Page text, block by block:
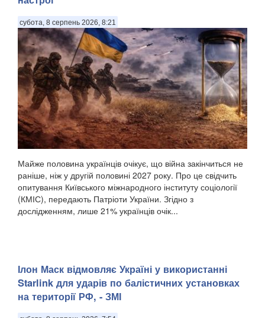
субота, 8 серпень 2026, 8:21
Майже половина українців очікує, що війна закінчиться не
раніше, ніж у другій половині 2027 року. Про це свідчить
опитування Київського міжнародного інституту соціології
(КМІС), передають Патріоти України. Згідно з
дослідженням, лише 21% українців очік...
Ілон Маск відмовляє Україні у використанні
Starlink для ударів по балістичних установках
на території РФ, - ЗМІ